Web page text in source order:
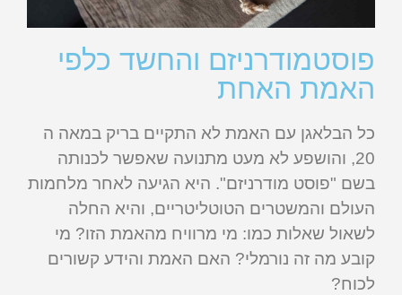
פוסטמודרניזם והחשד כלפי
האמת האחת
כל הבלאגן עם האמת לא התקיים בריק במאה ה
20, והושפע לא מעט מתנועה שאפשר לכנותה
בשם "פוסט מודרניזם". היא הגיעה לאחר מלחמות
העולם והמשטרים הטוטליטריים, והיא החלה
לשאול שאלות כמו: מי מרוויח מהאמת הזו? מי
קובע מה זה נורמלי? האם האמת והידע קשורים
לכוח?